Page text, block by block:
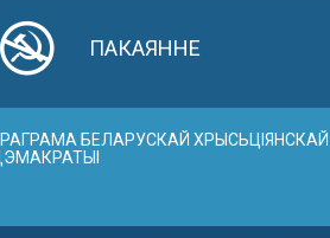
ПАКАЯННЕ
БЕЛАРУСКАЙ ХРЫСЬЦІЯНСКАЙ